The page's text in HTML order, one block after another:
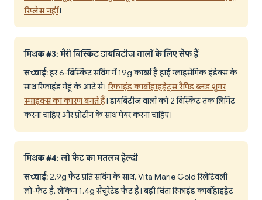
रिप्लेस नहीं।
मिथक #3: मैरी बिस्किट डायबिटीज वालों के लिए सेफ हैं
सच्चाई: हर 6-बिस्किट सर्विंग में 19g कार्ब्स हैं हाई ग्लाइसेमिक इंडेक्स के
साथ रिफाइंड गेहूं के आटे से। रिफाइंड कार्बोहाइड्रेट्स रैपिड ब्लड शुगर
स्पाइक्स का कारण बनते हैं। डायबिटीज वालों को 2 बिस्किट तक लिमिट
करना चाहिए और प्रोटीन के साथ पेयर करना चाहिए।
मिथक #4: लो फैट का मतलब हेल्दी
सच्चाई: 2.9g फैट प्रति सर्विंग के साथ, Vita Marie Gold रिलेटिवली
लो-फैट है, लेकिन 1.4g सैचुरेटेड फैट है। बड़ी चिंता रिफाइंड कार्बोहाइड्रेट